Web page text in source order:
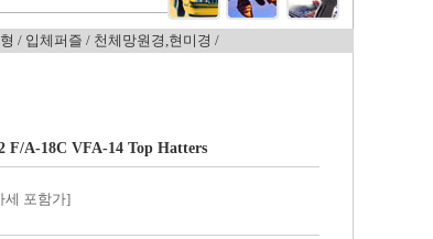
/ 입체퍼즐 / 천체망원경,현미경 /
F/A-18C VFA-14 Top Hatters
세 포함가]